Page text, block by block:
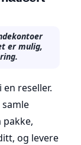
er mulig,
reseller.
og levere